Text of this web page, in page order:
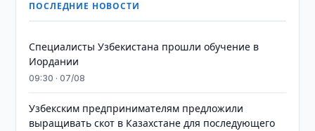
ПОСЛЕДНИЕ НОВОСТИ
Специалисты Узбекистана прошли обучение в
Иордании
09:30 · 07/08
Узбекским предпринимателям предложили
выращивать скот в Казахстане для последующего